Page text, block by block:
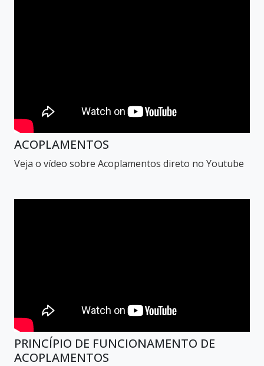
ACOPLAMENTOS
Veja o vídeo sobre Acoplamentos direto no Youtube
PRINCÍPIO DE FUNCIONAMENTO DE
ACOPLAMENTOS